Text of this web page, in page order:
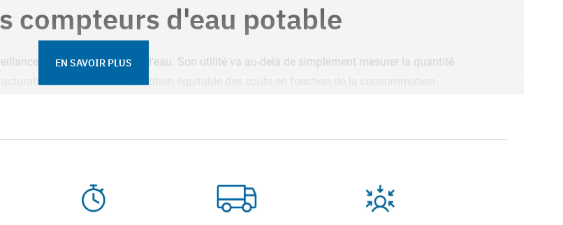
EN SAVOIR PLUS
compteurs d'eau potable
de la consommation d'eau. Son utilité va au-delà de simplement mesurer la quantité
assurant une répartition équitable des coûts en fonction de la consommation
vs divisionnaires
principaux et divisionnaires. Le compteur principal mesure la consommation totale
que les compteurs divisionnaires sont installés pour mesurer la consommation